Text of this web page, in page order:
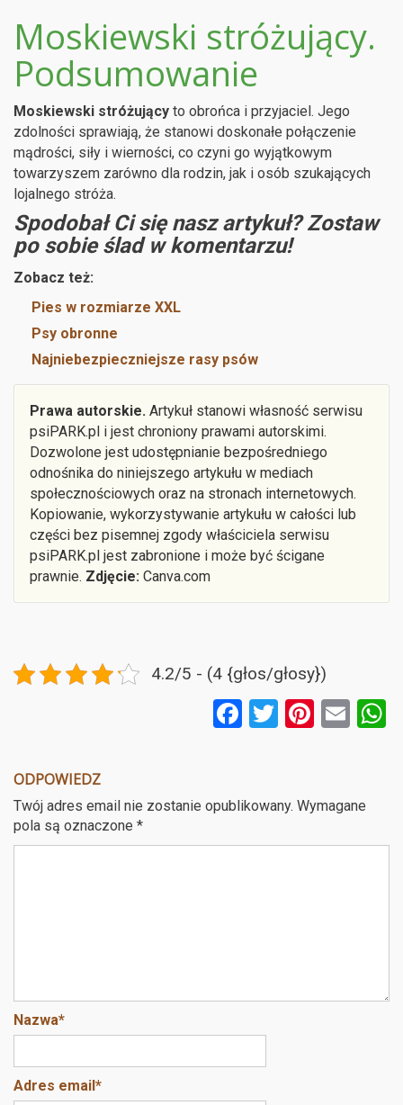
Moskiewski stróżujący.
Podsumowanie
Moskiewski stróżujący to obrońca i przyjaciel. Jego
zdolności sprawiają, że stanowi doskonałe połączenie
mądrości, siły i wierności, co czyni go wyjątkowym
towarzyszem zarówno dla rodzin, jak i osób szukających
lojalnego stróża.
Spodobał Ci się nasz artykuł? Zostaw
po sobie ślad w komentarzu!
Zobacz też:
Pies w rozmiarze XXL
Psy obronne
Najniebezpieczniejsze rasy psów
Prawa autorskie. Artykuł stanowi własność serwisu
psiPARK.pl i jest chroniony prawami autorskimi.
Dozwolone jest udostępnianie bezpośredniego
odnośnika do niniejszego artykułu w mediach
społecznościowych oraz na stronach internetowych.
Kopiowanie, wykorzystywanie artykułu w całości lub
części bez pisemnej zgody właściciela serwisu
psiPARK.pl jest zabronione i może być ścigane
prawnie. Zdjęcie: Canva.com
4.2/5 - (4 {głos/głosy})
F
b
o
T
er
Pi
es
E
ODPOWIEDZ
Twój adres email nie zostanie opublikowany. Wymagane
pola są oznaczone *
Nazwa*
Adres email*